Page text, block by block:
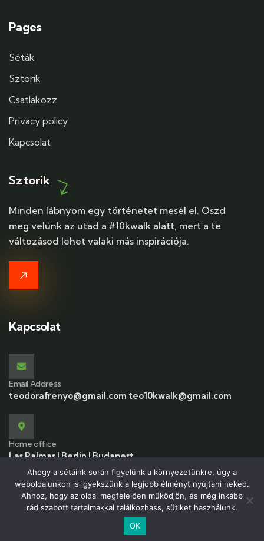
Pages
Séták
Sztorik
Csatlakozz
Privacy policy
Kapcsolat
Sztorik
Minden lábnyom egy történetet mesél el. Oszd
meg velünk az utad a #10kwalk alatt, mert a te
változásod lehet valaki más inspirációja.
Kapcsolat
Email Address
teodorafrenyo@gmail.com teo10kwalk@gmail.com
Home office
Las Palmas | Berlin | Budapest
© 2026 Copyrights by 10kwalk.com All Rights Reserved
Ahogy a sétáink során figyelünk a környezetünkre, úgy a
weboldalunkon is igyekszünk a legjobb élményt nyújtani neked.
Ahhoz, hogy az oldal megfelelően működjön, és még inkább
rád szabott tartalmakkal találkozhass, sütiket használunk.
OK